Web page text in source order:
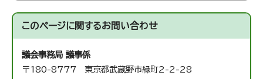
このページに関するお問い合わせ
議会事務局 議事係
〒180-8777 東京都武蔵野市緑町2-2-28